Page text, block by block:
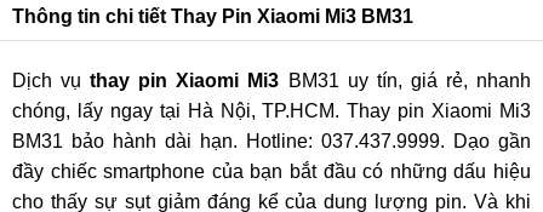
Thông tin chi tiết Thay Pin Xiaomi Mi3 BM31
Dịch vụthay pin Xiaomi Mi3 BM31 uy tín, giá rẻ, nhanh
chóng, lấy ngay tại Hà Nội, TP.HCM. Thay pin Xiaomi Mi3
BM31 bảo hành dài hạn. Hotline: 037.437.9999. Dạo gần
đầy chiếc smartphone của bạn bắt đầu có những dấu hiệu
cho thấy sự sụt giảm đáng kể của dung lượng pin. Và khi